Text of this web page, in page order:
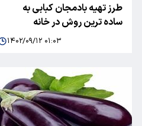
طرز تهیه بادمجان کبابی به
ساده ترین روش در خانه
۱۴۰۲/۰۹/۱۲ ۰۱:۰۳